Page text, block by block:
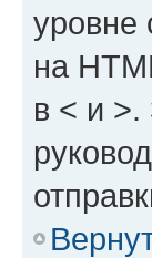
уровне
на
в < и